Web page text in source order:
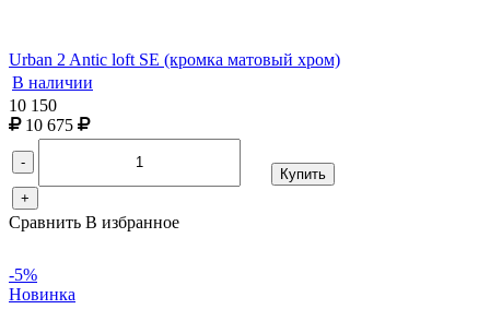
Urban 2 Antic loft SE (кромка матовый хром)
В наличии
10 150
10 675
-
+
Купить
Сравнить В избранное
-5%
Новинка